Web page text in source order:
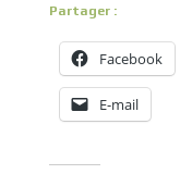
Partager :
Facebook
E-mail